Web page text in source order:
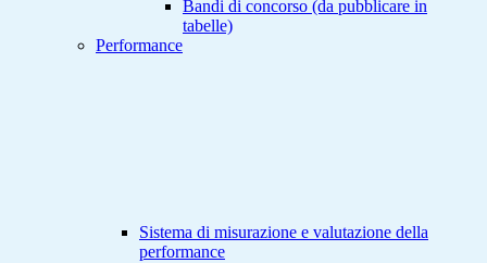
Bandi di concorso (da pubblicare in
tabelle)
Performance
Sistema di misurazione e valutazione della
performance